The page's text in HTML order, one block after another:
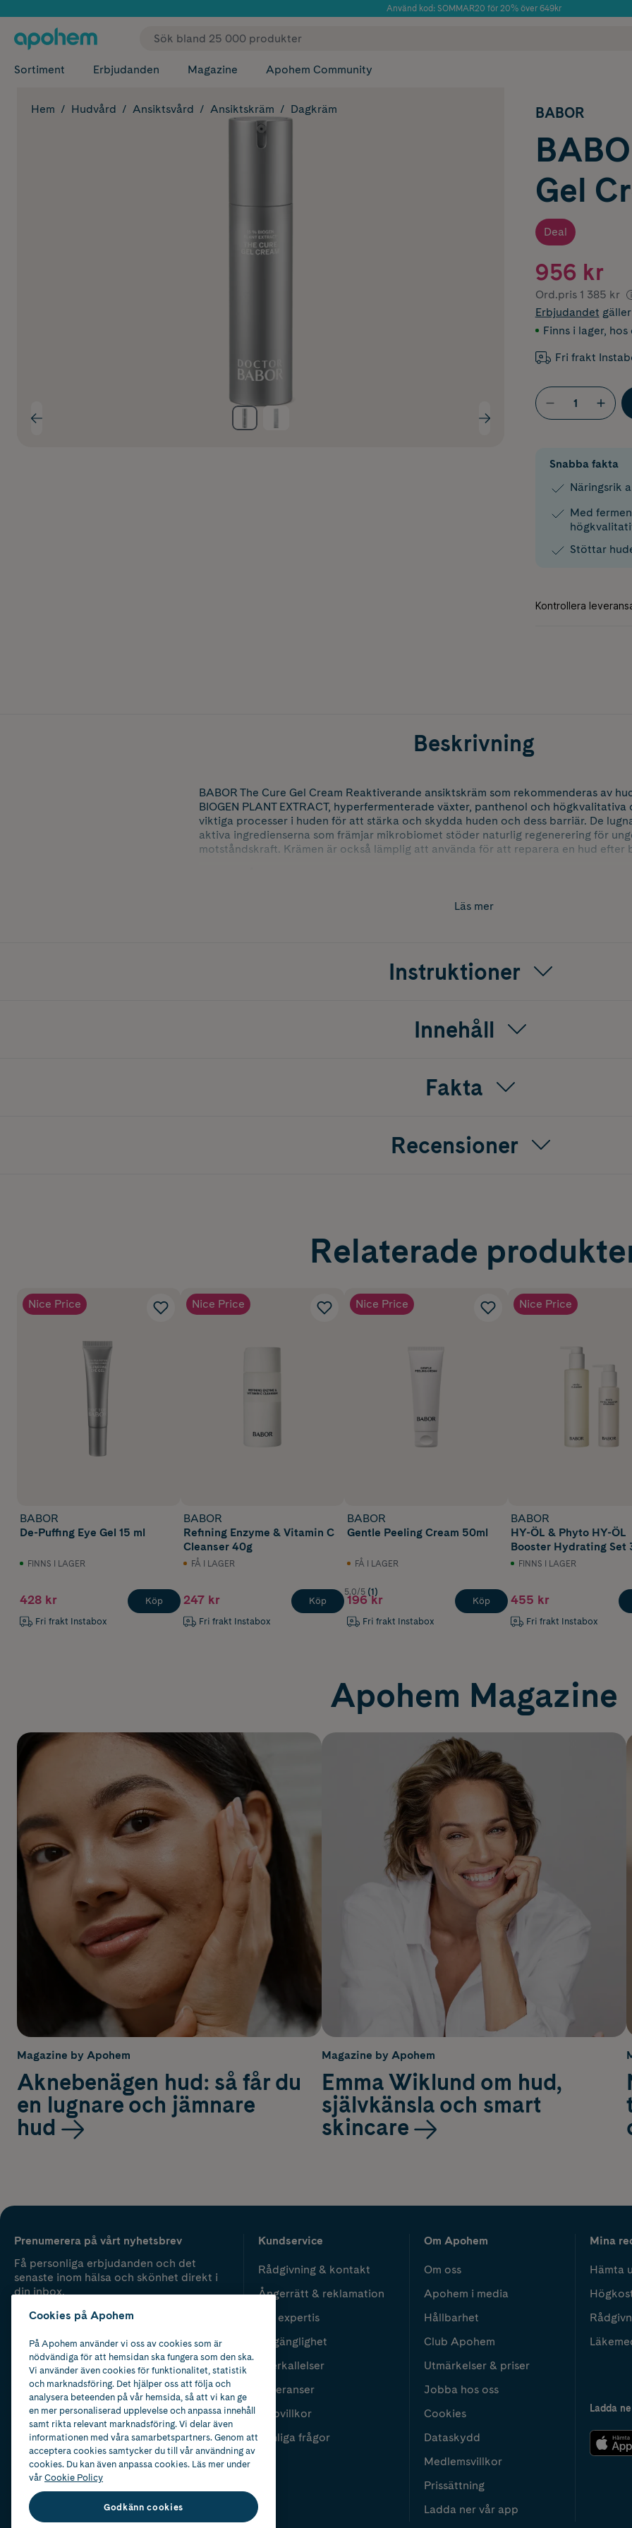
Använd kod: SOMMAR20 för 20% över 649kr
✓ Fri frakt
Sortiment Erbjudanden Magazine Apohem Community
Hem Hudvård Ansiktsvård Ansiktskräm Dagkräm BABOR
Gel
Deal
956 kr
Ord.pris 1 385 kr
Erbjudandet
Finns i lager, hos
Fri frakt
Snabba fakta
Näringsrik
Med
Stöttar
Beskrivning
BABOR The Cure Gel Cream Reaktiverande ansiktskräm som rekommenderas av
BIOGEN PLANT EXTRACT, hyperfermenterade växter, panthenol och
viktiga processer i huden för att stärka och skydda huden och dess barriär. De
aktiva ingredienserna som främjar mikrobiomet stöder naturlig regenerering för
motståndskraft. Krämen är också lämplig att använda för att reparera en hud efter
Läs mer
Instruktioner
Innehåll
Fakta
Recensioner
Relaterade
Nice Price
BABOR
De-Puffing Eye Gel 15 ml
FINNS I LAGER
428 kr
Fri frakt Instabox
Köp
Nice Price
BABOR
Refining Enzyme & Vitamin C
Cleanser 40g
FÅ I LAGER
247 kr
Fri frakt Instabox
Köp
Nice Price
BABOR
Gentle Peeling Cream 50ml
FÅ I LAGER
5.0/5 (1)
196 kr
Fri frakt Instabox
Köp
Nice Price
BABOR
HY-ÖL & Phyto HY-ÖL
Booster Hydrating Set
FINNS I LAGER
455 kr
Fri frakt Instabox
Apohem Magazine
Magazine by Apohem
Aknebenägen hud: så får du
en lugnare och jämnare
hud
Magazine by Apohem
Emma Wiklund om hud,
självkänsla och smart
skincare
Prenumerera på vårt nyhetsbrev
Få personliga erbjudanden och det
senaste inom hälsa och skönhet direkt i
din inbox.
Kundservice
Rådgivning & kontakt
Ångerrätt & reklamation
Vår expertis
Tillgänglighet
Återkallelser
Leveranser
Köpvillkor
Vanliga frågor
Om Apohem
Om oss
Apohem i media
Hållbarhet
Club Apohem
Utmärkelser & priser
Jobba hos oss
Cookies
Dataskydd
Medlemsvillkor
Prissättning
Ladda ner vår app
Mina
Hämta
Ladda
Cookies på Apohem
På Apohem använder vi oss av cookies som är
nödvändiga för att hemsidan ska fungera som den ska.
Vi använder även cookies för funktionalitet, statistik
och marknadsföring. Det hjälper oss att följa och
analysera beteenden på vår hemsida, så att vi kan ge
en mer personaliserad upplevelse och anpassa innehåll
samt rikta relevant marknadsföring. Vi delar även
informationen med våra samarbetspartners. Genom att
acceptera cookies samtycker du till vår användning av
cookies. Du kan även anpassa cookies. Läs mer under
vårCookie Policy
Godkänn cookies